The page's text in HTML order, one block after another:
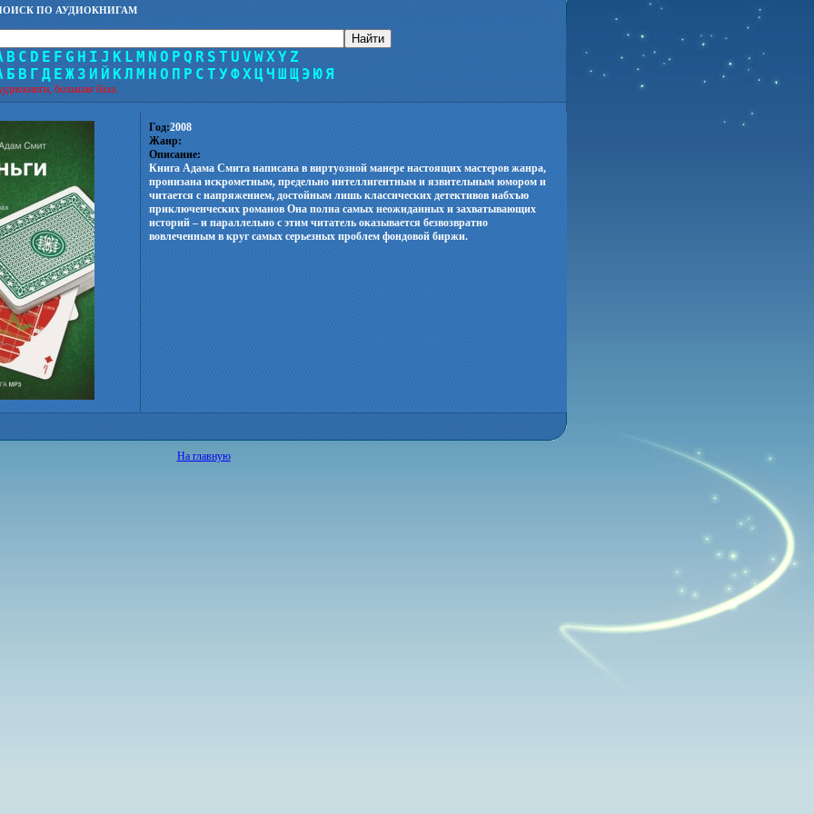
ПО АУДИОКНИГАМ
B C D E F G H I J K L M N O P Q R S T U V WXYZ
Б В Г Д Е Ж З И Й КЛ М Н О П Р С Т УФХ ЦЧ Ш Щ Э ЮЯ
большая база.
Год:2008
Жанр:
Описание:
Книга Адама Смита написана в виртуозной манере настоящих мастеров жанра,
пронизана искрометным, предельно интеллигентным и язвительным юмором и
читается с напряжением, достойным лишь классических детективов иабхъю
приключенческих романов Она полна самых неожиданных и захватывающих
историй – и параллельно с этим читатель оказывается безвозвратно
вовлеченным в круг самых серьезных проблем фондовой биржи.
На главную